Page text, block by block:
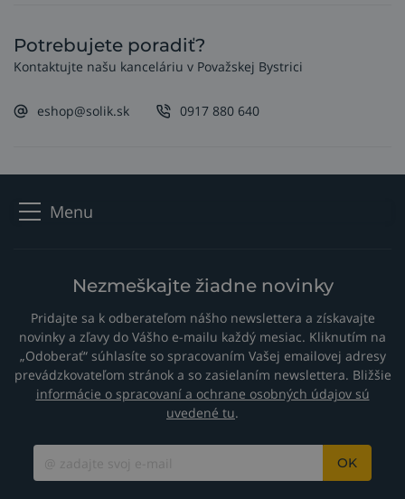
Potrebujete poradiť?
Kontaktujte našu kanceláriu v Považskej Bystrici
eshop@solik.sk 0917 880 640
Menu
Nezmeškajte žiadne novinky
Pridajte sa k odberateľom nášho newslettera a získavajte
novinky a zľavy do Vášho e-mailu každý mesiac. Kliknutím na
„Odoberať“ súhlasíte so spracovaním Vašej emailovej adresy
prevádzkovateľom stránok a so zasielaním newslettera. Bližšie
informácie o spracovaní a ochrane osobných údajov sú
uvedené tu.
OK